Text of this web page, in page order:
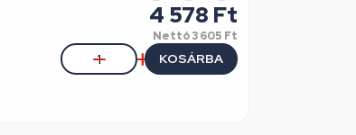
4 578 Ft
Nettó3 605 Ft
KOSÁRBA